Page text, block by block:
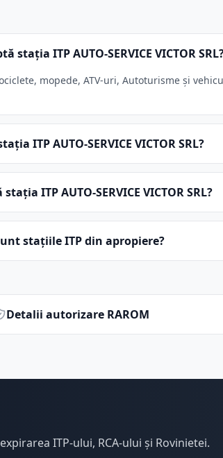
stația ITP AUTO-SERVICE VICTOR
mopede, ATV-uri, Autoturisme și
ITP AUTO-SERVICE VICTOR SRL?
ITP AUTO-SERVICE VICTOR SRL?
stațiile ITP din apropiere?
Detalii autorizare RAROM
ITP-ului, RCA-ului și Rovinietei.